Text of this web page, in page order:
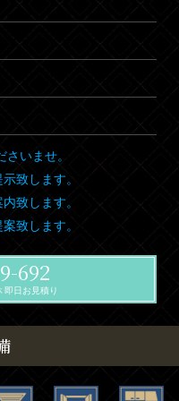
いませ。
致します。
致します。
致します。
692
即日お見積り